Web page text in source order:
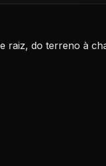
raiz, do terreno à